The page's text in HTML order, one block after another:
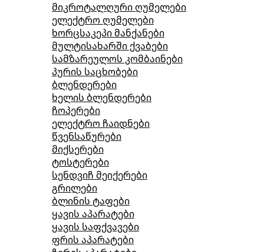
მიკროტალღური ღუმელები
ელექტრო ღუმელები
ხორცსაკეპი მანქანები
მულტისახარში ქვაბები
სამზარეულოს კომბაინები
პურის საცხობები
ბლენდერები
ხელის ბლენდერები
ჩოპერები
ელექტრო ჩაიდნები
წვენსაწურები
მიქსერები
ტოსტერები
სენდვიჩ მეიქერები
გრილები
ბლინის ტაფები
ყავის აპარატები
ყავის საფქვავები
ფრის აპარატები